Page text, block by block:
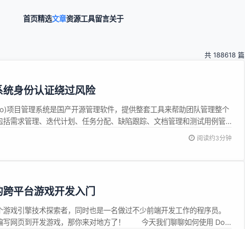
首页精选文章资源工具留言关于
共 188618 篇
身份认证绕过风险
项目管理系统是国产开源管理软件，提供整套工具来帮助团队管理整个
括需求管理、迭代计划、任务分配、缺陷跟踪、文档管理和测试用例管
中由于对 API 鉴权不当，未授权的攻击者可绕过身份校验调用任意
阅读约3分钟
平台游戏开发入门
引擎技术探索者，同时也是一名做过不少前端开发工作的程序员。
写网页到开发游戏，那你来对地方了！ 今天我们聊聊如何使用 Dora